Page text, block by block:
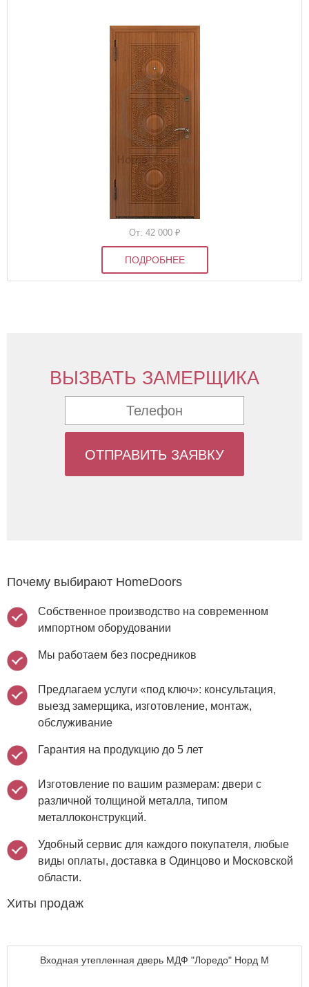
От: 42 000 ₽
ПОДРОБНЕЕ
ВЫЗВАТЬ ЗАМЕРЩИКА
Почему выбирают HomeDoors
Собственное производство на современном
импортном оборудовании
Мы работаем без посредников
Предлагаем услуги «под ключ»: консультация,
выезд замерщика, изготовление, монтаж,
обслуживание
Гарантия на продукцию до 5 лет
Изготовление по вашим размерам: двери с
различной толщиной металла, типом
металлоконструкций.
Удобный сервис для каждого покупателя, любые
виды оплаты, доставка в Одинцово и Московской
области.
Хиты продаж
Входная утепленная дверь МДФ "Лоредо" Норд М